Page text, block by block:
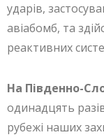
ударів,
авіабомб, та
реактивних
На Південно-
одинадцять
рубежі наших